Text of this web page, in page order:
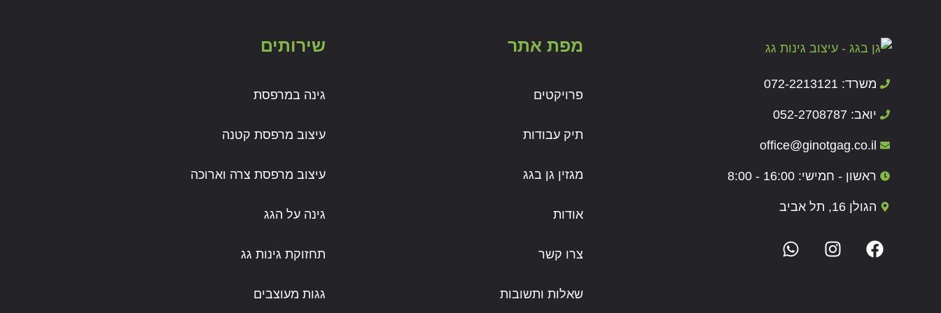
משרד: 072-2213121
יואב: 052-2708787
office@ginotgag.co.il
ראשון - חמישי: 16:00 - 8:00
הגולן 16, תל אביב
מפת אתר
פרויקטים
תיק עבודות
מגזין גן בגג
אודות
צרו קשר
שאלות ותשובות
שירותים
גינה במרפסת
עיצוב מרפסת קטנה
עיצוב מרפסת צרה וארוכה
גינה על הגג
תחזוקת גינות גג
גגות מעוצבים